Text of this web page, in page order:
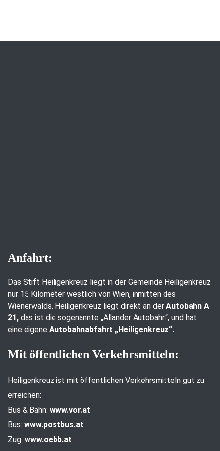
Anfahrt:
Das Stift Heiligenkreuz liegt in der Gemeinde Heiligenkreuz
nur 15 Kilometer westlich von Wien, inmitten des
Wienerwalds. Heiligenkreuz liegt direkt an der Autobahn A
21, das ist die sogenannte „Allander Autobahn“, und hat
eine eigene Autobahnabfahrt „Heiligenkreuz“.
Mit öffentlichen Verkehrsmitteln:
Heiligenkreuz ist mit öffentlichen Verkehrsmitteln gut zu
erreichen:
Bus & Bahn: www.vor.at
Bus: www.postbus.at
Zug: www.oebb.at